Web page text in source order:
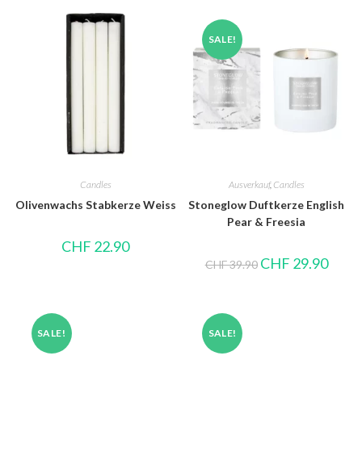
Candles
Olivenwachs Stabkerze Weiss
CHF 22.90
SALE!
Ausverkauf, Candles
Stoneglow Duftkerze English
Pear & Freesia
CHF39.90 CHF 29.90
SALE! SALE!